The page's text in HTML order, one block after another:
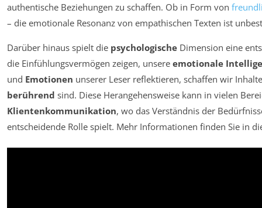
authentische Beziehungen zu schaffen. Ob in Form von
– die emotionale Resonanz von empathischen Texten ist
Darüber hinaus spielt die psychologische Dimension eine
die Einfühlungsvermögen zeigen, unsere emotionale
und Emotionen unserer Leser reflektieren, schaffen wir
berührend sind. Diese Herangehensweise kann in vielen
Klientenkommunikation, wo das Verständnis der
entscheidende Rolle spielt. Mehr Informationen finden Sie in